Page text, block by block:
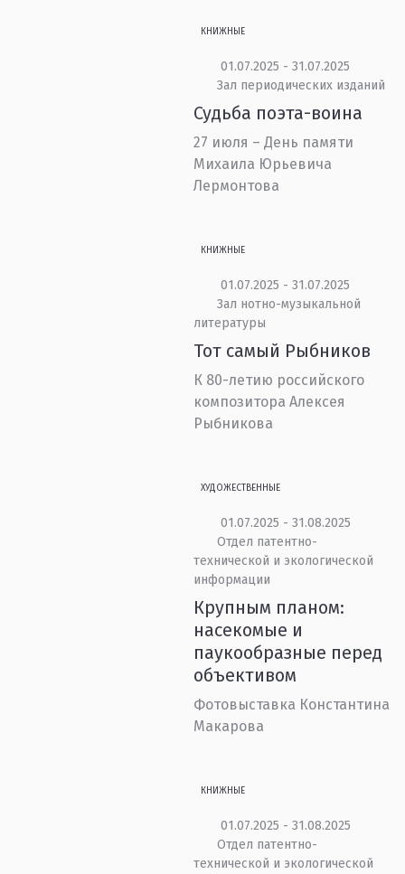
КНИЖНЫЕ
01.07.2025 - 31.07.2025
Зал периодических изданий
Судьба поэта-воина
27 июля – День памяти
Михаила Юрьевича
Лермонтова
КНИЖНЫЕ
01.07.2025 - 31.07.2025
Зал нотно-музыкальной
литературы
Тот самый Рыбников
К 80-летию российского
композитора Алексея
Рыбникова
ХУДОЖЕСТВЕННЫЕ
01.07.2025 - 31.08.2025
Отдел патентно-
технической и экологической
информации
Крупным планом:
насекомые и
паукообразные перед
объективом
Фотовыставка Константина
Макарова
КНИЖНЫЕ
01.07.2025 - 31.08.2025
Отдел патентно-
технической и экологической